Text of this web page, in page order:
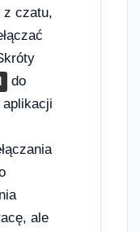
z czatu,
do
ale